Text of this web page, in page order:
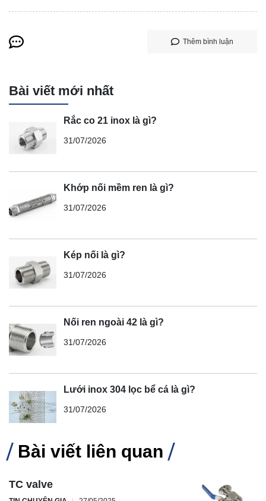
Thêm bình luận
Bài viết mới nhất
Rắc co 21 inox là gì?
31/07/2026
Khớp nối mềm ren là gì?
31/07/2026
Kép nối là gì?
31/07/2026
Nối ren ngoài 42 là gì?
31/07/2026
Lưới inox 304 lọc bể cá là gì?
31/07/2026
Bài viết liên quan
TC valve